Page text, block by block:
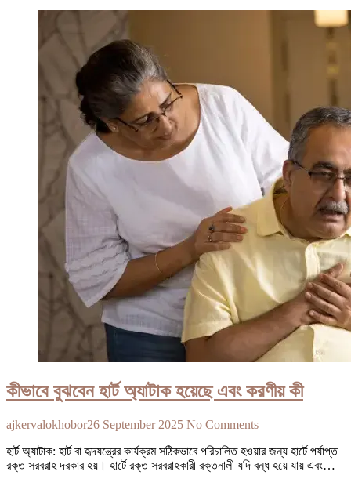
কীভাবে বুঝবেন হার্ট অ্যাটাক হয়েছে এবং করণীয় কী
ajkervalokhobor26 September 2025 No Comments
হার্ট অ্যাটাক: হার্ট বা হৃদযন্ত্রের কার্যক্রম সঠিকভাবে পরিচালিত হওয়ার জন্য হার্টে পর্যাপ্ত
রক্ত সরবরাহ দরকার হয়। হার্টে রক্ত সরবরাহকারী রক্তনালী যদি বন্ধ হয়ে যায় এবং…